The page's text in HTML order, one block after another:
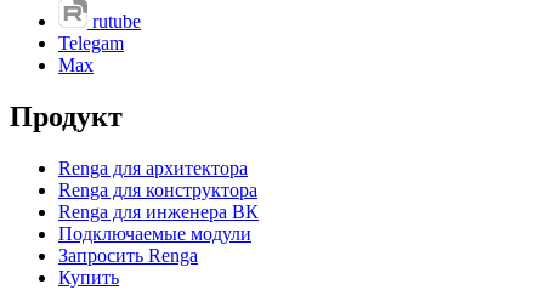
rutube
Telegam
Max
Продукт
Renga для архитектора
Renga для конструктора
Renga для инженера ВК
Подключаемые модули
Запросить Renga
Купить